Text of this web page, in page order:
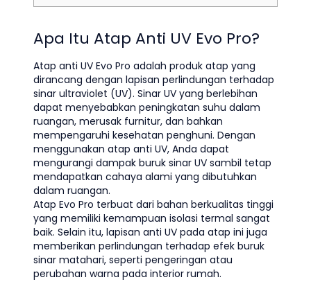
Apa Itu Atap Anti UV Evo Pro?
Atap anti UV Evo Pro adalah produk atap yang
dirancang dengan lapisan perlindungan terhadap
sinar ultraviolet (UV). Sinar UV yang berlebihan
dapat menyebabkan peningkatan suhu dalam
ruangan, merusak furnitur, dan bahkan
mempengaruhi kesehatan penghuni. Dengan
menggunakan atap anti UV, Anda dapat
mengurangi dampak buruk sinar UV sambil tetap
mendapatkan cahaya alami yang dibutuhkan
dalam ruangan.
Atap Evo Pro terbuat dari bahan berkualitas tinggi
yang memiliki kemampuan isolasi termal sangat
baik. Selain itu, lapisan anti UV pada atap ini juga
memberikan perlindungan terhadap efek buruk
sinar matahari, seperti pengeringan atau
perubahan warna pada interior rumah.